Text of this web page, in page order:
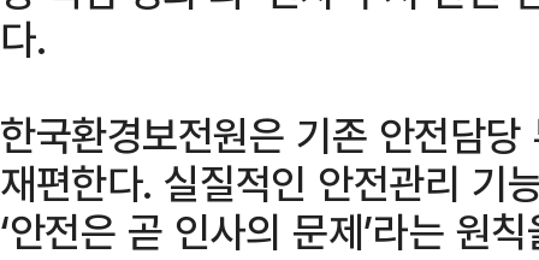
다.
한국환경보전원은 기존 안전담
재편한다. 실질적인 안전관리 기
‘안전은 곧 인사의 문제’라는 원